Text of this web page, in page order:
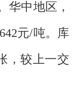
华中地区，
元/吨。库
，较上一交